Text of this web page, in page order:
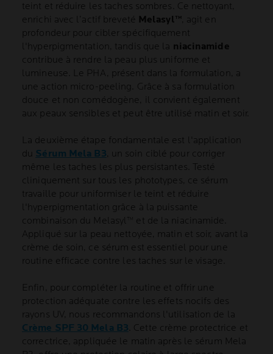
teint et réduire les taches sombres. Ce nettoyant,
enrichi avec l’actif breveté Melasyl™ , agit en
profondeur pour cibler spécifiquement
l'hyperpigmentation, tandis que la niacinamide
contribue à rendre la peau plus uniforme et
lumineuse. Le PHA, présent dans la formulation, a
une action micro-peeling. Grâce à sa formulation
douce et non comédogène, il convient également
aux peaux sensibles et peut être utilisé matin et soir.
La deuxième étape fondamentale est l'application
du Sérum Mela B3 , un soin ciblé pour corriger
même les taches les plus persistantes. Testé
cliniquement sur tous les phototypes, ce sérum
travaille pour uniformiser le teint et réduire
l'hyperpigmentation grâce à la puissante
combinaison du Melasyl™ et de la niacinamide.
Appliqué sur la peau nettoyée, matin et soir, avant la
crème de soin, ce sérum est essentiel pour une
routine efficace contre les taches sur le visage.
Enfin, pour compléter la routine et offrir une
protection adéquate contre les effets nocifs des
rayons UV, nous recommandons l'utilisation de la
Crème SPF 30 Mela B3 . Cette crème protectrice et
correctrice, appliquée le matin après le sérum Mela